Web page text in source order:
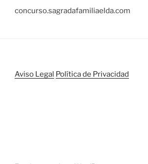
concurso.sagradafamiliaelda.com
Aviso Legal Política de Privacidad